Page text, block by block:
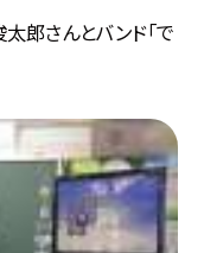
郎さんとバンド「で